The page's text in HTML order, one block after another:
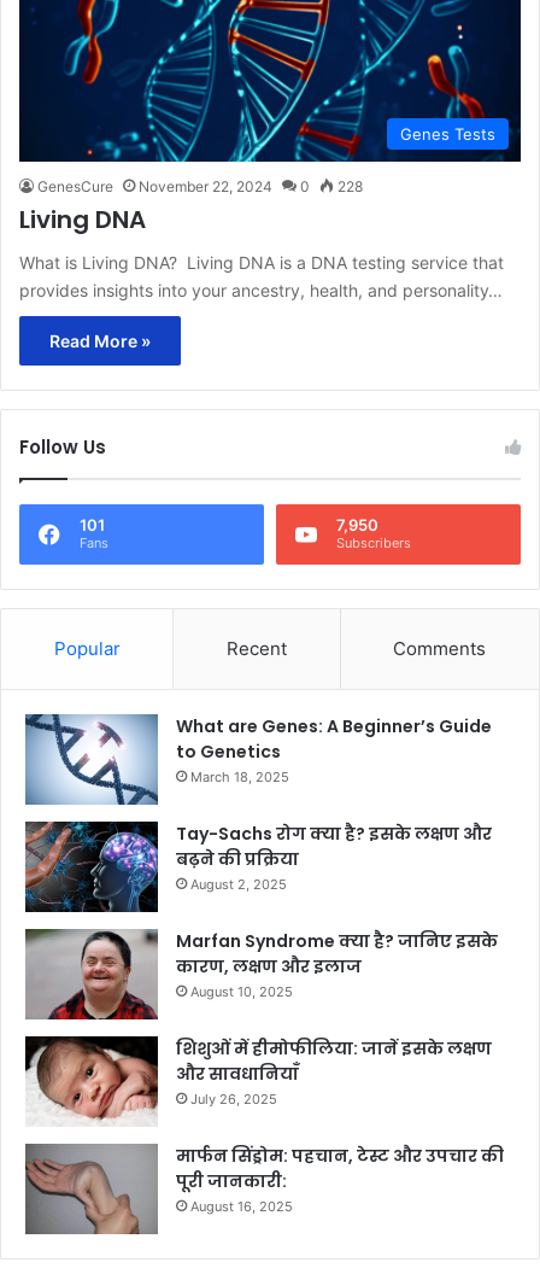
Genes Tests
GenesCure November 22, 2024 0 228
Living DNA
What is Living DNA? Living DNA is a DNA testing service that
provides insights into your ancestry, health, and personality…
Read More »
Follow Us
101
Fans
7,950
Subscribers
Popular Recent Comments
What are Genes: A Beginner’s Guide
to Genetics
March 18, 2025
Tay-Sachs रोग क्या है? इसके लक्षण और
बढ़ने की प्रक्रिया
August 2, 2025
Marfan Syndrome क्या है? जानिए इसके
कारण, लक्षण और इलाज
August 10, 2025
शिशुओं में हीमोफीलिया: जानें इसके लक्षण
और सावधानियाँ
July 26, 2025
मार्फन सिंड्रोम: पहचान, टेस्ट और उपचार की
पूरी जानकारी:
August 16, 2025